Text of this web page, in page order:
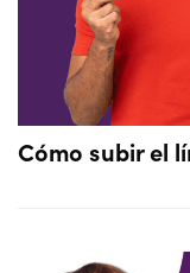
Cómo subir el